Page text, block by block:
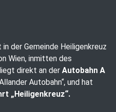
der Gemeinde Heiligenkreuz
Wien, inmitten des
direkt an der Autobahn A
Autobahn“, und hat
„Heiligenkreuz“.